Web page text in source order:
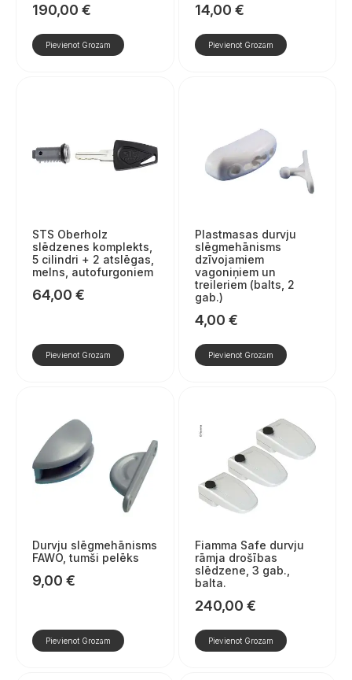
190,00 €
Pievienot Grozam
14,00 €
Pievienot Grozam
STS Oberholz
slēdzenes komplekts,
5 cilindri + 2 atslēgas,
melns, autofurgoniem
64,00 €
Pievienot Grozam
Plastmasas durvju
slēgmehānisms
dzīvojamiem
vagoniņiem un
treileriem (balts, 2
gab.)
4,00 €
Pievienot Grozam
Durvju slēgmehānisms
FAWO, tumši pelēks
9,00 €
Pievienot Grozam
Fiamma Safe durvju
rāmja drošības
slēdzene, 3 gab.,
balta.
240,00 €
Pievienot Grozam